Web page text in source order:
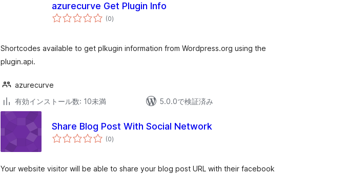
azurecurve Get Plugin Info
(0個
の)
Shortcodes available to get plkugin information from Wordpress.org using the
plugin.api.
azurecurve
有効インストール数: 10未満
5.0.0で検証済み
Share Blog Post With Social Network
(0個
の)
Your website visitor will be able to share your blog post URL with their facebook